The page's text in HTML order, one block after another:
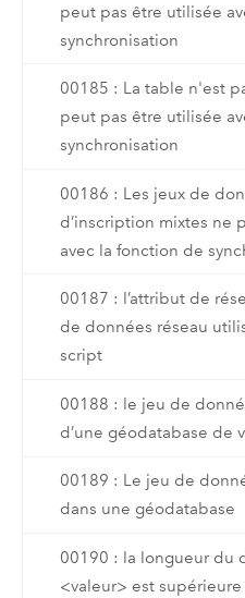
peut pas être utilisée
synchronisation
00185 : La table n'est
peut pas être utilisée
synchronisation
00186 : Les jeux de
d’inscription mixtes ne
avec la fonction de
00187 : l’attribut de
de données réseau
script
00188 : le jeu de
d’une géodatabase de
00189 : Le jeu de
dans une géodatabase
00190 : la longueur du
<valeur> est